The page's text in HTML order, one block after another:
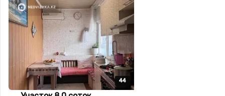
44
44
44
44
44